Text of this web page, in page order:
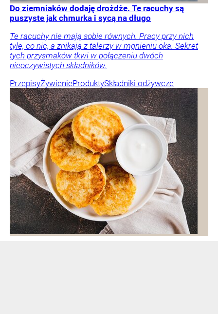
Do ziemniaków dodaję drożdże. Te racuchy są
puszyste jak chmurka i sycą na długo
Te racuchy nie mają sobie równych. Pracy przy nich
tyle, co nic, a znikają z talerzy w mgnieniu oka. Sekret
tych przysmaków tkwi w połączeniu dwóch
nieoczywistych składników.
PrzepisyŻywienieProduktySkładniki odżywcze